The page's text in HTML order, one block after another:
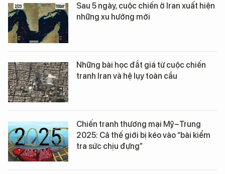
Sau 5 ngày, cuộc chiến ở Iran xuất hiện
những xu hướng mới
Những bài học đắt giá từ cuộc chiến
tranh Iran và hệ lụy toàn cầu
Chiến tranh thương mại Mỹ–Trung
2025: Cả thế giới bị kéo vào “bài kiểm
tra sức chịu đựng”